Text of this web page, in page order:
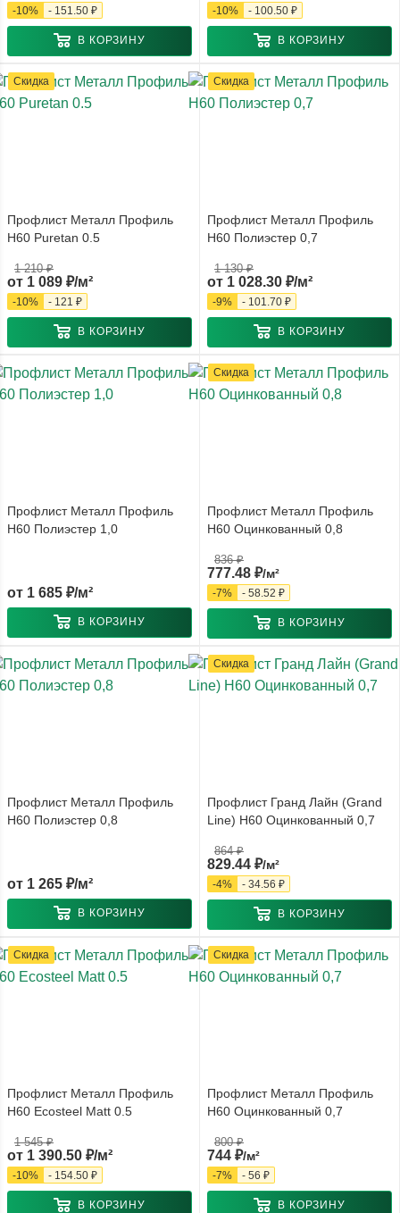
-10% - 151.50 ₽
В КОРЗИНУ
-10% - 100.50 ₽
В КОРЗИНУ
Скидка
Профлист Металл Профиль
Н60 Puretan 0.5
от 1 089 ₽/м²
1 210 ₽
-10% - 121 ₽
В КОРЗИНУ
Скидка
Профлист Металл Профиль
Н60 Полиэстер 0,7
от 1 028.30 ₽/м²
1 130 ₽
-9% - 101.70 ₽
В КОРЗИНУ
Профлист Металл Профиль
Н60 Полиэстер 1,0
от 1 685 ₽/м²
В КОРЗИНУ
Скидка
Профлист Металл Профиль
Н60 Оцинкованный 0,8
777.48 ₽/м²
836₽
-7% - 58.52 ₽
В КОРЗИНУ
Профлист Металл Профиль
Н60 Полиэстер 0,8
от 1 265 ₽/м²
В КОРЗИНУ
Скидка
Профлист Гранд Лайн (Grand
Line) Н60 Оцинкованный 0,7
829.44 ₽/м²
864₽
-4% - 34.56 ₽
В КОРЗИНУ
Скидка
Профлист Металл Профиль
Н60 Ecosteel Matt 0.5
от 1 390.50 ₽/м²
1 545 ₽
-10% - 154.50 ₽
В КОРЗИНУ
Скидка
Профлист Металл Профиль
Н60 Оцинкованный 0,7
744 ₽/м²
800₽
-7% - 56 ₽
В КОРЗИНУ